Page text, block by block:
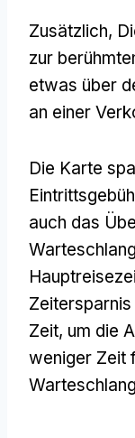
Zusätzlich,
zur
etwas über
an einer
Die Karte
auch das
Zeit, um die
weniger Zeit